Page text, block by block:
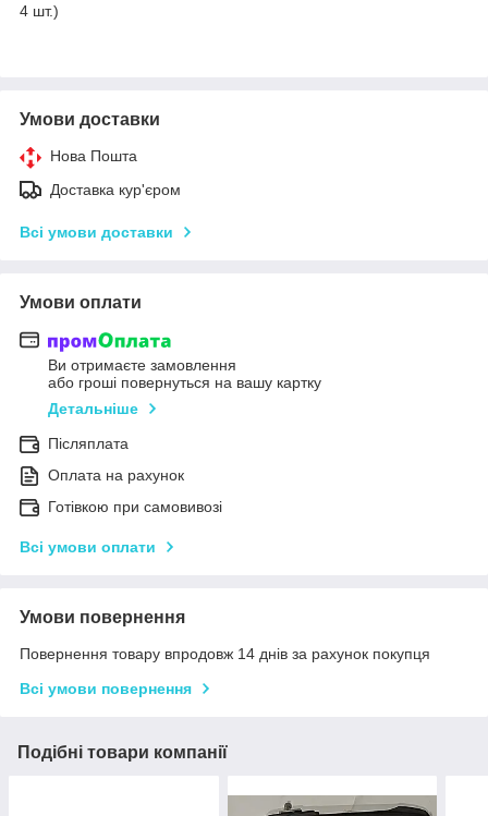
4 шт.)
Умови доставки
Нова Пошта
Доставка кур'єром
Всі умови доставки
Умови оплати
Ви отримаєте замовлення
або гроші повернуться на вашу картку
Детальніше
Післяплата
Оплата на рахунок
Готівкою при самовивозі
Всі умови оплати
Умови повернення
Повернення товару впродовж 14 днів за рахунок покупця
Всі умови повернення
Подібні товари компанії